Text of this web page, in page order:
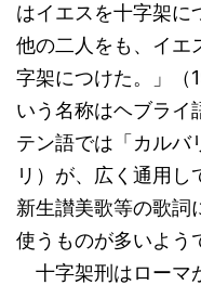
はイエスを十字架に
他の二人をも、イエ
字架につけた。」（
いう名称はヘブライ
テン語では「カルバ
リ）が、広く通用し
新生讃美歌等の歌詞
使うものが多いよ
十字架刑はローマ